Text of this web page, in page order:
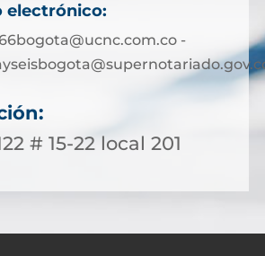
electrónico:
-
# 15-22 local 201